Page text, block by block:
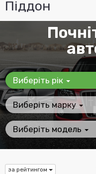
Піддон
Виберіть рік
Виберіть марку
Виберіть модель
за рейтингом